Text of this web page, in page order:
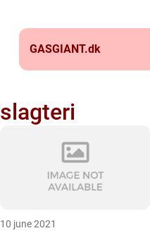
GASGIANT.dk
slagteri
10 june 2021